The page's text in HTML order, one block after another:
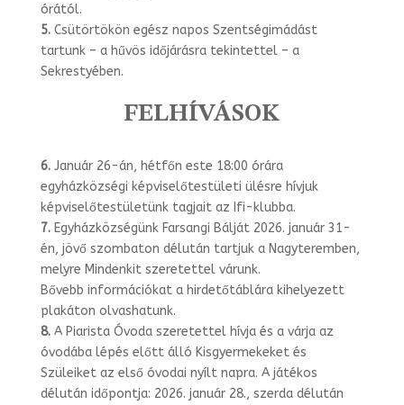
órától.
5.Csütörtökön egész napos Szentségimádást
tartunk – a hűvös időjárásra tekintet­tel – a
Sekrestyében.
FELHÍVÁSOK
6.Január 26-án, hétfőn este 18:00 órára
egyházközségi képviselőtestületi ülésre hívjuk
képviselőtestületünk tagjait az Ifi-klubba.
7.Egyházközségünk Farsangi Bálját 2026. január 31-
én, jövő szombaton délután tartjuk a Nagyteremben,
melyre Mindenkit szeretettel várunk.
Bővebb információkat a hirdetőtáblára kihelyezett
plakáton olvashatunk.
8.A Piarista Óvoda szeretettel hívja és a várja az
óvodába lépés előtt álló Kisgyer­mekeket és
Szüleiket az első óvodai nyílt napra. A játékos
délután időpontja: 2026. január 28., szerda délután